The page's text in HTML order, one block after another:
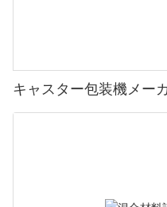
キャスター包装機メー